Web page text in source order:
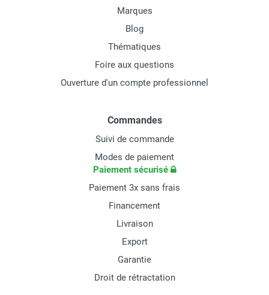
Marques
Blog
Thématiques
Foire aux questions
Ouverture d'un compte professionnel
Commandes
Suivi de commande
Modes de paiement
Paiement sécurisé
Paiement 3x sans frais
Financement
Livraison
Export
Garantie
Droit de rétractation